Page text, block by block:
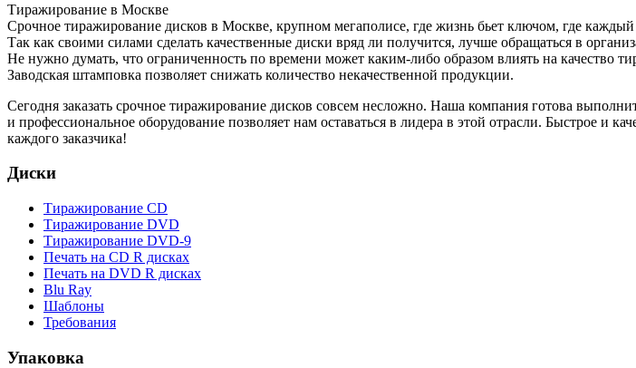
Тиражирование в Москве
Срочное тиражирование дисков в Москве, крупном мегаполисе, где жизнь бьет ключом, где
Так как своими силами сделать качественные диски вряд ли получится, лучше обращаться в
Не нужно думать, что ограниченность по времени может каким-либо образом влиять на качество
Заводская штамповка позволяет снижать количество некачественной продукции.
Сегодня заказать срочное тиражирование дисков совсем несложно. Наша компания готова
и профессиональное оборудование позволяет нам оставаться в лидера в этой отрасли. Быстрое и
каждого заказчика!
Диски
Тиражирование CD
Тиражирование DVD
Тиражирование DVD-9
Печать на CD R дисках
Печать на DVD R дисках
Blu Ray
Шаблоны
Требования
Упаковка